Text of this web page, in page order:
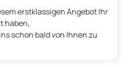
erstklassigen Angebot Ihr
haben,
schon bald von Ihnen zu